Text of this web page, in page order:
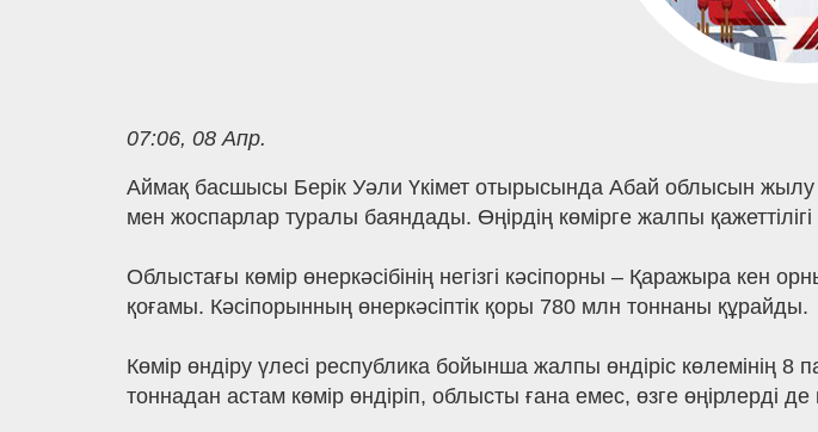
07:06, 08 Апр.
Аймақ басшысы Берік Уәли Үкімет отырысында Абай облысын
мен жоспарлар туралы баяндады. Өңірдің көмірге жалпы
Облыстағы көмір өнеркәсібінің негізгі кәсіпорны – Қаражыра кен
қоғамы. Кәсіпорынның өнеркәсіптік қоры 780 млн тоннаны құрайды.
Көмір өндіру үлесі республика бойынша жалпы өндіріс көлемінің
тоннадан астам көмір өндіріп, облысты ғана емес, өзге өңірлерді де